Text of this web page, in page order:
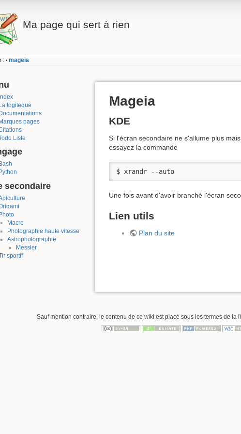
Ma page qui sert à rien
: • mageia
logiteque
pages
Liste
Bash
Python
secondaire
Photo
Macro
Photographie haute vitesse
Astrophotographie
Messier
sportif
Mageia
KDE
Si l'écran secondaire ne s'allume plus
essayez la commande
$ xrandr --auto
Une fois avant d'avoir branché l'écran
Lien utils
Plan du site
Sauf mention contraire, le contenu de ce wiki est placé sous les termes de la